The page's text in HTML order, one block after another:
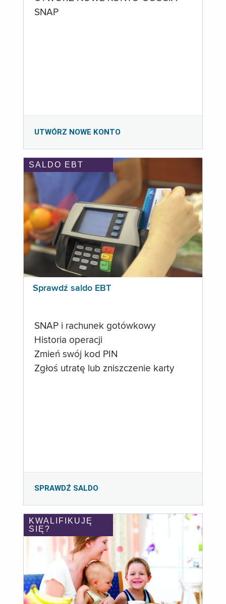
SNAP
UTWÓRZ NOWE KONTO
SALDO EBT
Sprawdź saldo EBT
SNAP i rachunek gotówkowy
Historia operacji
Zmień swój kod PIN
Zgłoś utratę lub zniszczenie karty
SPRAWDŹ SALDO
KWALIFIKUJĘ
SIĘ?